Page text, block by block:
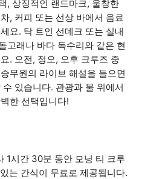
, 상징적인 랜드마크, 울창한
, 커피 또는 선상 바에서 음료
요. 탁 트인 선데크 또는 실내
고래나 바다 독수리와 같은 현
. 오전, 정오, 오후 크루즈 중
무원의 라이브 해설을 들으면
있습니다. 관광과 물 위에서
한 선택입니다!
1시간 30분 동안 모닝 티 크루
는 간식이 무료로 제공됩니다.